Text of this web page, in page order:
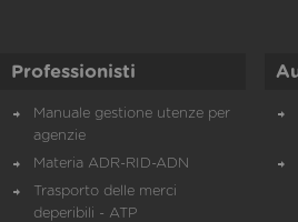
Professionisti
Manuale gestione utenze per
agenzie
Materia ADR-RID-ADN
Trasporto delle merci
deperibili - ATP